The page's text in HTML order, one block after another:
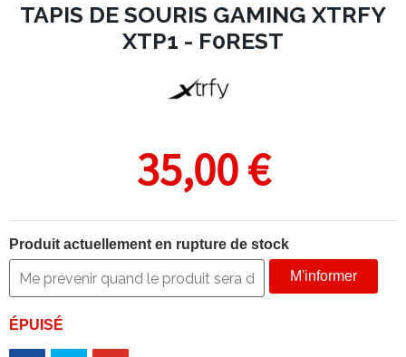
TAPIS DE SOURIS GAMING XTRFY
XTP1 - F0REST
35,00 €
Produit actuellement en rupture de stock
M'informer
ÉPUISÉ